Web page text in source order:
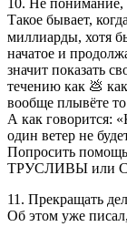
Такое бывает,
миллиарды, хотя
начатое и
значит показать
течению как 💩
вообще плывёте
А как говорится:
один ветер не
Попросить
ТРУСЛИВЫ или
11. Прекращать
Об этом уже